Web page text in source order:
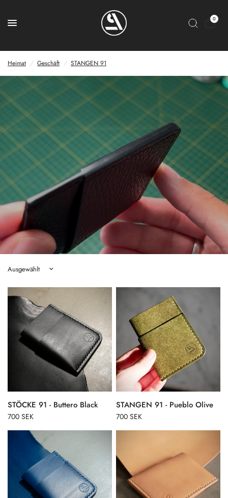
0
Heimat / Geschäft / STANGEN 91
Sortieren nach:
STÖCKE 91 - Buttero Black
700 SEK
STANGEN 91 - Pueblo Olive
700 SEK